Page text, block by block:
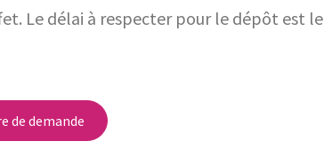
Le délai à respecter pour le dépôt est le
de demande